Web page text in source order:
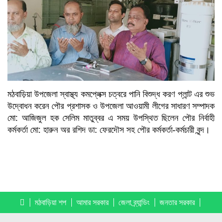
মঠবাড়িয়া উপজেলা স্বাস্থ্য কমপ্লেক্স চত্বরে পানি বিশুদ্ধ করণ প্লান্ট এর শুভ
উদ্বোধন করেন পৌর প্রশাসক ও উপজেলা আওয়ামী লীগের সাধারণ সম্পাদক
মো: আজিজুল হক সেলিম মাতুব্বর এ সময় উপস্থিত ছিলেন পৌর নির্বাহী
কর্মকর্তা মো: হারুন অর রশিদ ডা: ফেরদৌস সহ পৌর কর্মকর্তা-কর্মচারী বৃন্দ।
মঠবাড়িয়া শপ আমার সরকার জেলা ব্র্যান্ডিং জনতার সরকার